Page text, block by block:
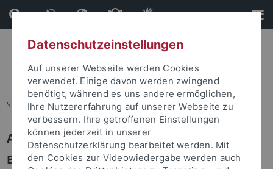
Direkt
zum
Inhalt
Direkt
zur
Fußleiste
Sie sind hier: Startseite
Anmelden
Benutzeranmeldung
Datenschutzeinstellungen
Auf unserer Webseite werden Cookies
verwendet. Einige davon werden zwingend
benötigt, während es uns andere ermöglichen,
Ihre Nutzererfahrung auf unserer Webseite zu
verbessern. Ihre getroffenen Einstellungen
können jederzeit in unserer
Datenschutzerklärung bearbeitet werden. Mit
den Cookies zur Videowiedergabe werden auch